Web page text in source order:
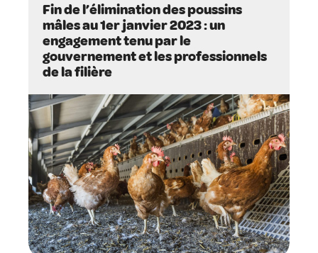
Fin de l’élimination des poussins
mâles au 1er janvier 2023 : un
engagement tenu par le
gouvernement et les professionnels
de la filière